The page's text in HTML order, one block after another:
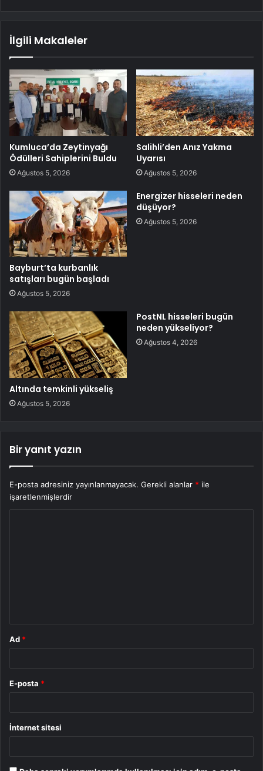
İlgili Makaleler
Kumluca’da Zeytinyağı
Ödülleri Sahiplerini Buldu
Ağustos 5, 2026
Salihli’den Anız Yakma
Uyarısı
Ağustos 5, 2026
Bayburt’ta kurbanlık
satışları bugün başladı
Ağustos 5, 2026
Energizer hisseleri neden
düşüyor?
Ağustos 5, 2026
Altında temkinli yükseliş
Ağustos 5, 2026
PostNL hisseleri bugün
neden yükseliyor?
Ağustos 4, 2026
Bir yanıt yazın
E-posta adresiniz yayınlanmayacak. Gerekli alanlar * ile
işaretlenmişlerdir
Ad *
E-posta *
İnternet sitesi